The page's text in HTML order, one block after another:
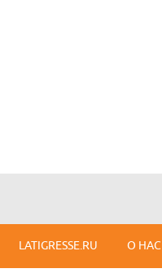
LATIGRESSE.RU О НАС